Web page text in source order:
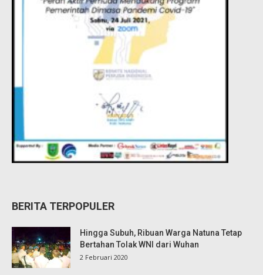
BERITA TERPOPULER
Hingga Subuh, Ribuan Warga Natuna Tetap
Bertahan Tolak WNI dari Wuhan
2 Februari 2020